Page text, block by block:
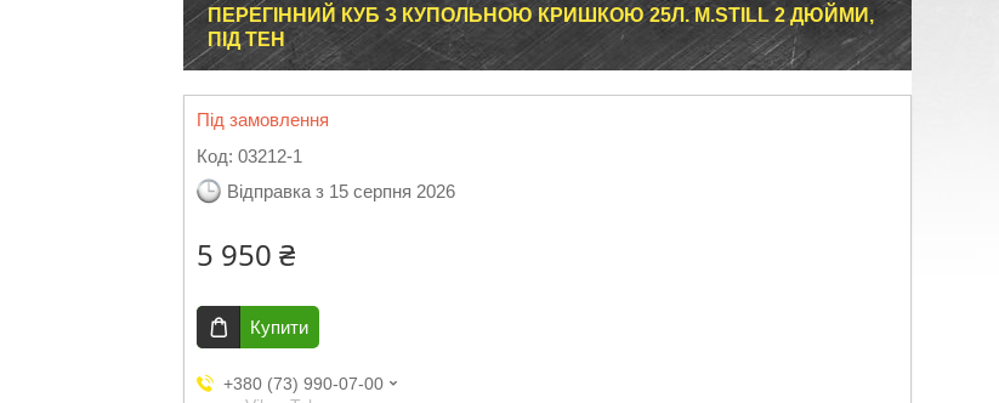
ПЕРЕГІННИЙ КУБ З КУПОЛЬНОЮ КРИШКОЮ 25Л. M.STILL 2 ДЮЙМИ,
ПІД ТЕН
Під замовлення
Код: 03212-1
Відправка з 15 серпня 2026
5 950 ₴
Купити
+380 (73) 990-07-00